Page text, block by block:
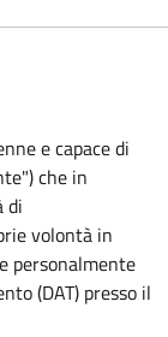
e capace di
che in
di
volontà in
personalmente
(DAT) presso il